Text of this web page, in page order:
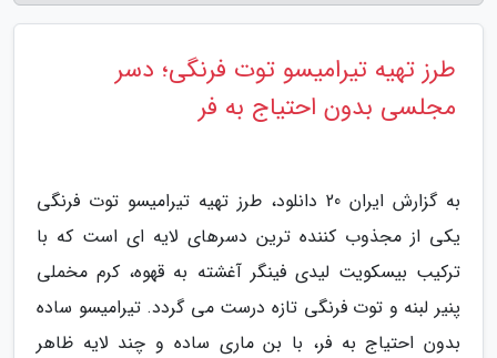
طرز تهیه تیرامیسو توت فرنگی؛ دسر
مجلسی بدون احتیاج به فر
به گزارش ایران 20 دانلود، طرز تهیه تیرامیسو توت فرنگی
یکی از مجذوب کننده ترین دسرهای لایه ای است که با
ترکیب بیسکویت لیدی فینگر آغشته به قهوه، کرم مخملی
پنیر لبنه و توت فرنگی تازه درست می گردد. تیرامیسو ساده
بدون احتیاج به فر، با بن ماری ساده و چند لایه ظاهر